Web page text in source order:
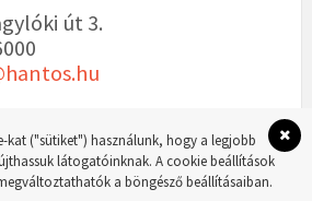
út 3.
weboldala Készítette:WordPress Master weboldal
kat ("sütiket") használunk, hogy a legjobb
látogatóinknak. A cookie beállítások
a böngésző beállításaiban.